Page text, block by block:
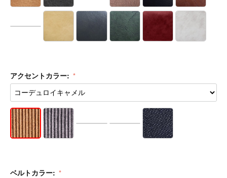
アクセントカラー:
ベルトカラー: